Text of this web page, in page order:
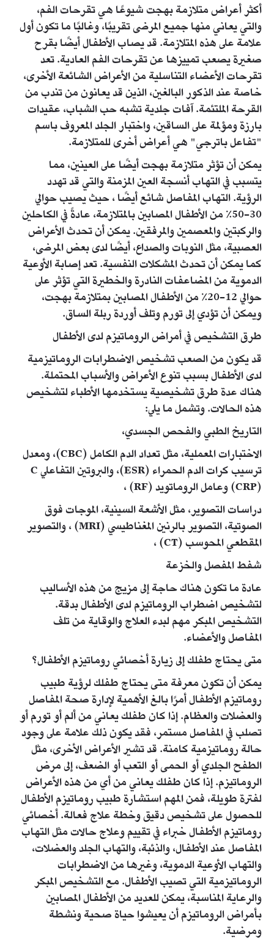
أكثر أعراض متلازمة بهجت شيوعًا هي تقرحات الفم،
والتي يعاني منها جميع المرضى تقريبًا، وغالبًا ما تكون أول
علامة على هذه المتلازمة. قد يصاب الأطفال أيضًا بقرح
صغيرة يصعب تمييزها عن تقرحات الفم العادية. تعد
تقرحات الأعضاء التناسلية من الأعراض الشائعة الأخرى،
خاصة عند الذكور البالغين، الذين قد يعانون من تندب من
القرحة الملتئمة. آفات جلدية تشبه حب الشباب، عقيدات
بارزة ومؤلمة على الساقين، واختبار الجلد المعروف باسم
"تفاعل باترجي" هي أعراض أخرى للمتلازمة.
يمكن أن تؤثر متلازمة بهجت أيضًا على العينين، مما
يتسبب في التهاب أنسجة العين المزمنة والتي قد تهدد
الرؤية. التهاب المفاصل شائع أيضًا ، حيث يصيب حوالي
30-50٪ من الأطفال المصابين بالمتلازمة، عادةً في الكاحلين
والركبتين والمعصمين والمرفقين. يمكن أن تحدث الأعراض
العصبية، مثل النوبات والصداع، أيضًا لدى بعض المرضى،
كما يمكن أن تحدث المشكلات النفسية. تعد إصابة الأوعية
الدموية من المضاعفات النادرة والخطيرة التي تؤثر على
حوالي 12-20٪ من الأطفال المصابين بمتلازمة بهجت،
ويمكن أن تؤدي إلى تورم وتلف أوردة ربلة الساق.
طرق التشخيص في أمراض الروماتيزم لدى الأطفال
قد يكون من الصعب تشخيص الاضطرابات الروماتيزمية
لدى الأطفال بسبب تنوع الأعراض والأسباب المحتملة.
هناك عدة طرق تشخيصية يستخدمها الأطباء لتشخيص
هذه الحالات. وتشمل ما يلي:
التاريخ الطبي والفحص الجسدي،
الاختبارات المعملية، مثل تعداد الدم الكامل (CBC)، ومعدل
ترسيب كرات الدم الحمراء (ESR)، والبروتين التفاعلي C
(CRP) وعامل الروماتويد (RF) ،
دراسات التصوير، مثل الأشعة السينية، الموجات فوق
الصوتية، التصوير بالرنين المغناطيسي (MRI) ، والتصوير
المقطعي المحوسب (CT) ،
شفط المفصل والخزعة
عادة ما تكون هناك حاجة إلى مزيج من هذه الأساليب
لتشخيص اضطراب الروماتيزم لدى الأطفال بدقة.
التشخيص المبكر مهم لبدء العلاج والوقاية من تلف
المفاصل والأعضاء.
متى يحتاج طفلك إلى زيارة أخصائي روماتيزم الأطفال؟
يمكن أن تكون معرفة متى يحتاج طفلك لرؤية طبيب
روماتيزم الأطفال أمرًا بالغ الأهمية لإدارة صحة المفاصل
والعضلات والعظام. إذا كان طفلك يعاني من ألم أو تورم أو
تصلب في المفاصل مستمر، فقد يكون ذلك علامة على وجود
حالة روماتيزمية كامنة. قد تشير الأعراض الأخرى، مثل
الطفح الجلدي أو الحمى أو التعب أو الضعف، إلى مرض
الروماتيزم. إذا كان طفلك يعاني من أي من هذه الأعراض
لفترة طويلة، فمن المهم استشارة طبيب روماتيزم الأطفال
للحصول على تشخيص دقيق وخطة علاج فعالة. أخصائي
روماتيزم الأطفال خبراء في تقييم وعلاج حالات مثل التهاب
المفاصل عند الأطفال، والذئبة، والتهاب الجلد والعضلات،
والتهاب الأوعية الدموية، وغيرها من الاضطرابات
الروماتيزمية التي تصيب الأطفال. مع التشخيص المبكر
والرعاية المناسبة، يمكن للعديد من الأطفال المصابين
بأمراض الروماتيزم أن يعيشوا حياة صحية ونشطة
ومرضية.